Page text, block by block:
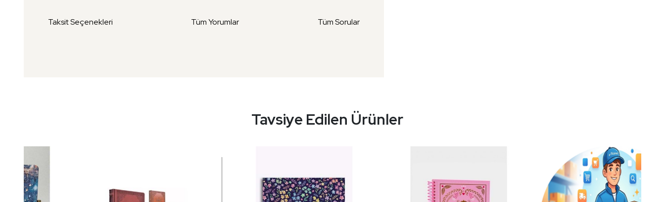
Taksit Seçenekleri Tüm Yorumlar Tüm Sorular
Tavsiye Edilen Ürünler